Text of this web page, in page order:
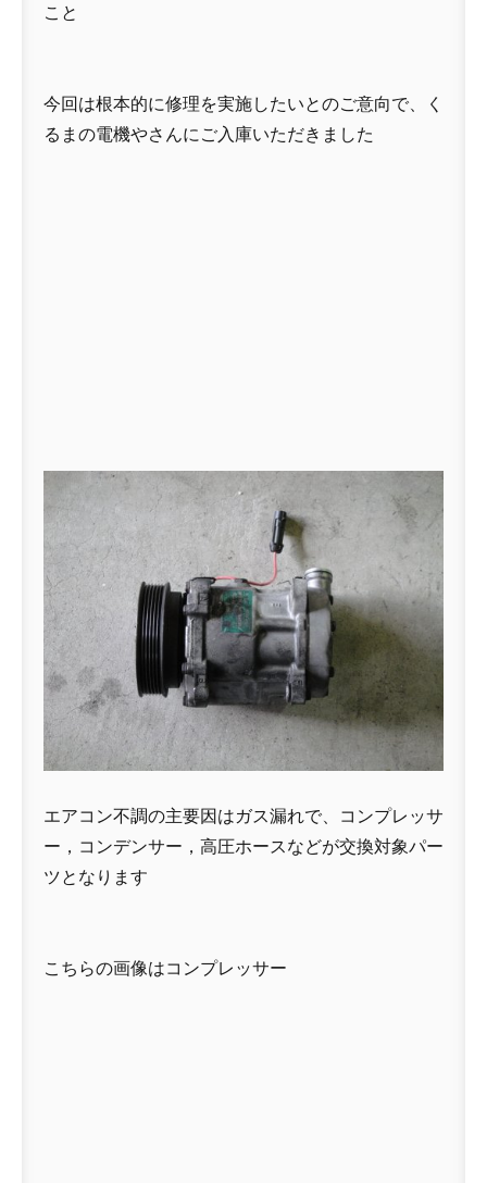
こと
今回は根本的に修理を実施したいとのご意向で、く
るまの電機やさんにご入庫いただきました
エアコン不調の主要因はガス漏れで、コンプレッサ
ー，コンデンサー，高圧ホースなどが交換対象パー
ツとなります
こちらの画像はコンプレッサー